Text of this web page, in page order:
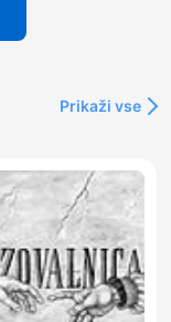
Prikaži vse